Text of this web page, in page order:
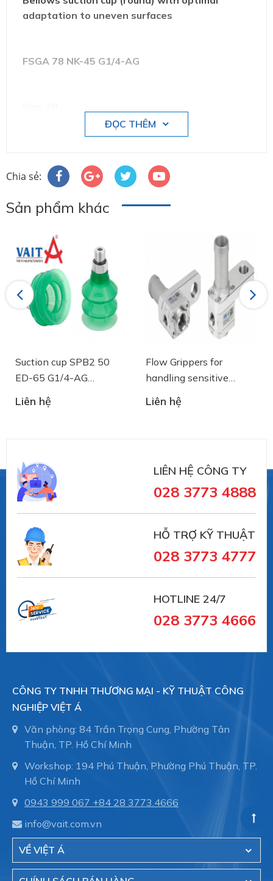
adaptation to uneven surfaces
FSGA 78 NK-45 G1/4-AG
Suction cup material: Natural Rubber NK
Material hardness: 45 °Sh
Nipple material: Aluminium
#10.01.06.00340 #SCHG00000533
ĐỌC THÊM
Chia sẻ:
Sản phẩm khác
Previous
Suction cup SPB2 50
ED-65 G1/4-AG
- 10.01.06.03461 - Núm
hút chân không Schmalz
Liên hệ
Flow Grippers for
handling sensitive
components
Liên hệ
Next
LIÊN HỆ CÔNG TY
028 3773 4888
HỖ TRỢ KỸ THUẬT
028 3773 4777
HOTLINE 24/7
028 3773 4666
CÔNG TY TNHH THƯƠNG MẠI - KỸ THUẬT CÔNG
NGHIỆP VIỆT Á
Văn phòng: 84 Trần Trọng Cung, Phường Tân
Thuận, TP. Hồ Chí Minh
Workshop: 194 Phú Thuận, Phường Phú Thuận, TP.
Hồ Chí Minh
0943 999 067 +84 28 3773.4666
info@vait.com.vn
VỀ VIỆT Á